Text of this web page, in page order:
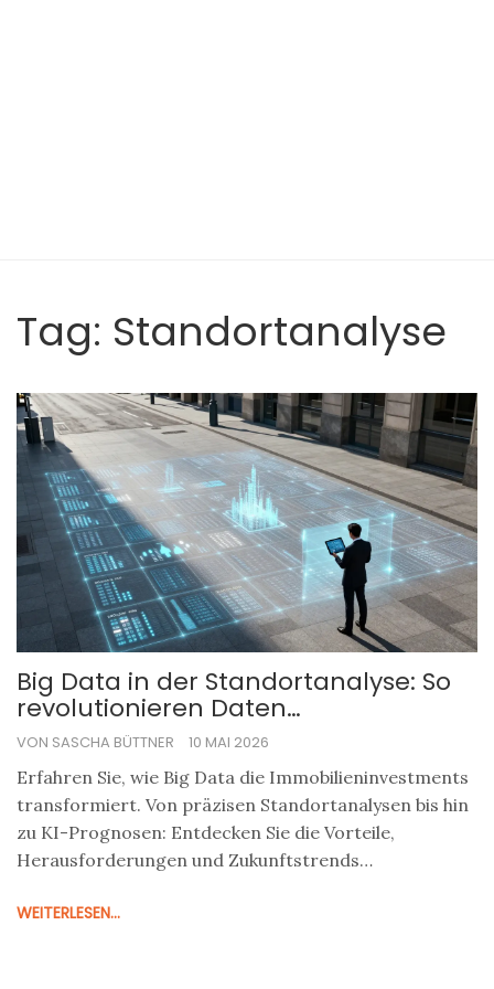
Tag: Standortanalyse
Big Data in der Standortanalyse: So
revolutionieren Daten
Immobilieninvestments
VON SASCHA BÜTTNER 10 MAI 2026
Erfahren Sie, wie Big Data die Immobilieninvestments
transformiert. Von präzisen Standortanalysen bis hin
zu KI-Prognosen: Entdecken Sie die Vorteile,
Herausforderungen und Zukunftstrends
WEITERLESEN...